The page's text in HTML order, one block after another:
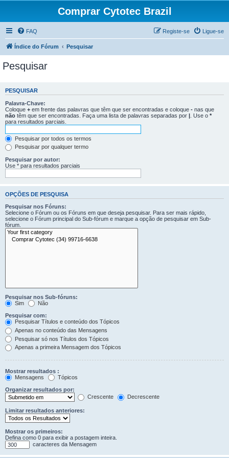
Comprar Cytotec Brazil
FAQ Ligue-se
Registe-se
Índice do Fórum Pesquisar
Pesquisar
PESQUISAR
Palavra-Chave:
Coloque + em frente das palavras que têm que ser encontradas e coloque - nas que
não têm que ser encontradas. Faça uma lista de palavras separadas por | . Use o *
para resultados parciais.
Pesquisar por todos os termos
Pesquisar por qualquer termo
Pesquisar por autor:
Use * para resultados parciais
OPÇÕES DE PESQUISA
Pesquisar nos Fóruns:
Selecione o Fórum ou os Fóruns em que deseja pesquisar. Para ser mais rápido,
selecione o Fórum principal do Sub-fórum e marque a opção de pesquisar em Sub-
fórum.
Pesquisar nos Sub-fóruns:
Sim
Não
Pesquisar com:
Pesquisar Títulos e conteúdo dos Tópicos
Apenas no conteúdo das Mensagens
Pesquisar só nos Títulos dos Tópicos
Apenas a primeira Mensagem dos Tópicos
Mostrar resultados :
Mensagens
Tópicos
Organizar resultados por:
Crescente
Decrescente
Limitar resultados anteriores:
Mostrar os primeiros:
Defina como 0 para exibir a postagem inteira.
caracteres da Mensagem